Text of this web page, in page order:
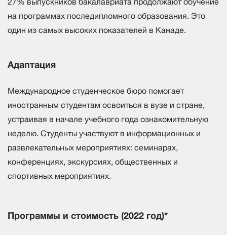
на программах последипломного образования. Это
один из самых высоких показателей в Канаде.
Адаптация
Международное студенческое бюро помогает
иностранным студентам освоиться в вузе и стране,
устраивая в начале учебного года ознакомительную
неделю. Студенты участвуют в информационных и
развлекательных мероприятиях: семинарах,
конференциях, экскурсиях, общественных и
спортивных мероприятиях.
Программы и стоимость (2022 год)*